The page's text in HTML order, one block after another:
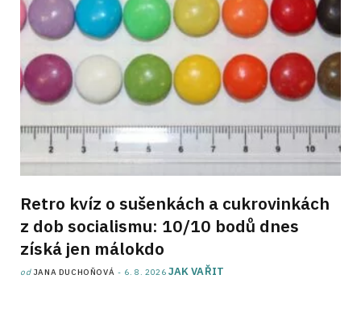
Retro kvíz o sušenkách a cukrovinkách
z dob socialismu: 10/10 bodů dnes
získá jen málokdo
od JANA DUCHOŇOVÁ 6. 8. 2026 JAK VAŘIT